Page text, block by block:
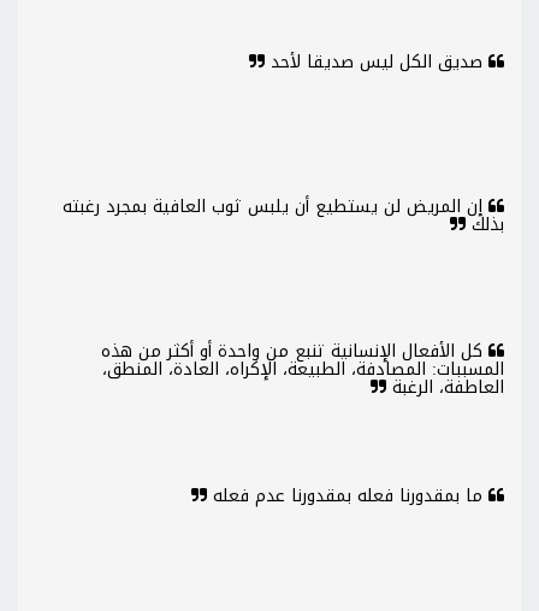
صديق الكل ليس صديقا لأحد
إن المريض لن يستطيع أن يلبس ثوب العافية بمجرد رغبته
بذلك
كل الأفعال الإنسانية تنبع من واحدة أو أكثر من هذه
المسببات: المصادفة، الطبيعة، الإكراه، العادة، المنطق،
العاطفة، الرغبة
ما بمقدورنا فعله بمقدورنا عدم فعله